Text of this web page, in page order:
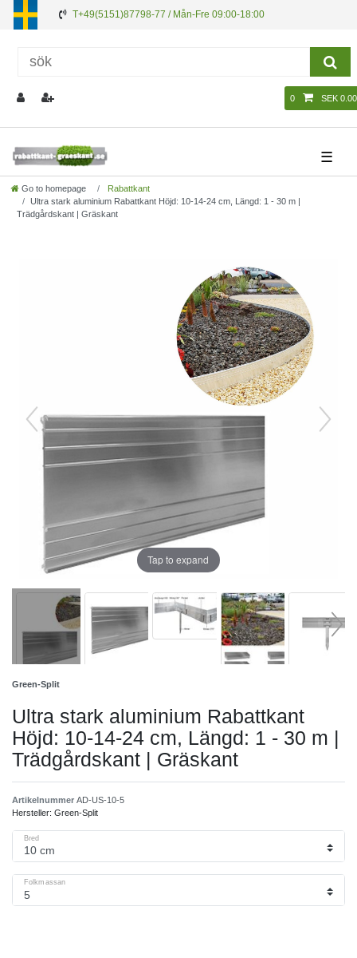
T+49(5151)87798-77 / Mån-Fre 09:00-18:00
0 SEK 0.00
☰
Go to homepage
Rabattkant
Ultra stark aluminium Rabattkant Höjd: 10-14-24 cm, Längd: 1 - 30 m |
Trädgårdskant | Gräskant
Tap to expand
Green-Split
Ultra stark aluminium Rabattkant
Höjd: 10-14-24 cm, Längd: 1 - 30 m |
Trädgårdskant | Gräskant
Artikelnummer AD-US-10-5
Hersteller: Green-Split
Bred
Folkmassan